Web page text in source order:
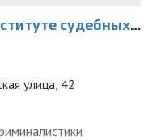
экспертиз и криминалистики
улица, 42